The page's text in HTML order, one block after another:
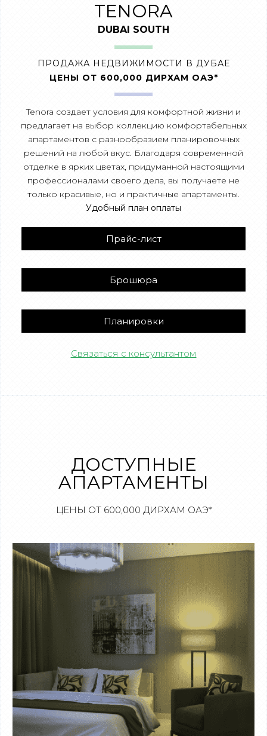
TENORA
DUBAI SOUTH
ПРОДАЖА НЕДВИЖИМОСТИ В ДУБАЕ
ЦЕНЫ ОТ 600,000 ДИРХАМ ОАЭ*
Tenora создает условия для комфортной жизни и
предлагает на выбор коллекцию комфортабельных
апартаментов с разнообразием планировочных
решений на любой вкус. Благодаря современной
отделке в ярких цветах, придуманной настоящими
профессионалами своего дела, вы получаете не
только красивые, но и практичные апартаменты.
Удобный план оплаты
Прайс-лист
Брошюра
Планировки
Связаться с консультантом
ДОСТУПНЫЕ
AПАРТАМЕНТЫ
ЦЕНЫ ОТ 600,000 ДИРХАМ ОАЭ*